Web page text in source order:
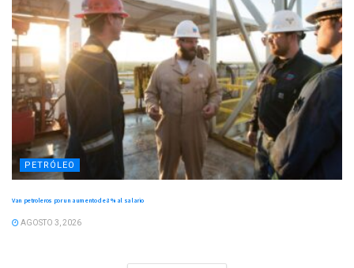
PETRÓLEO
Van petroleros por un aumento de 8 % al salario
AGOSTO 3, 2026